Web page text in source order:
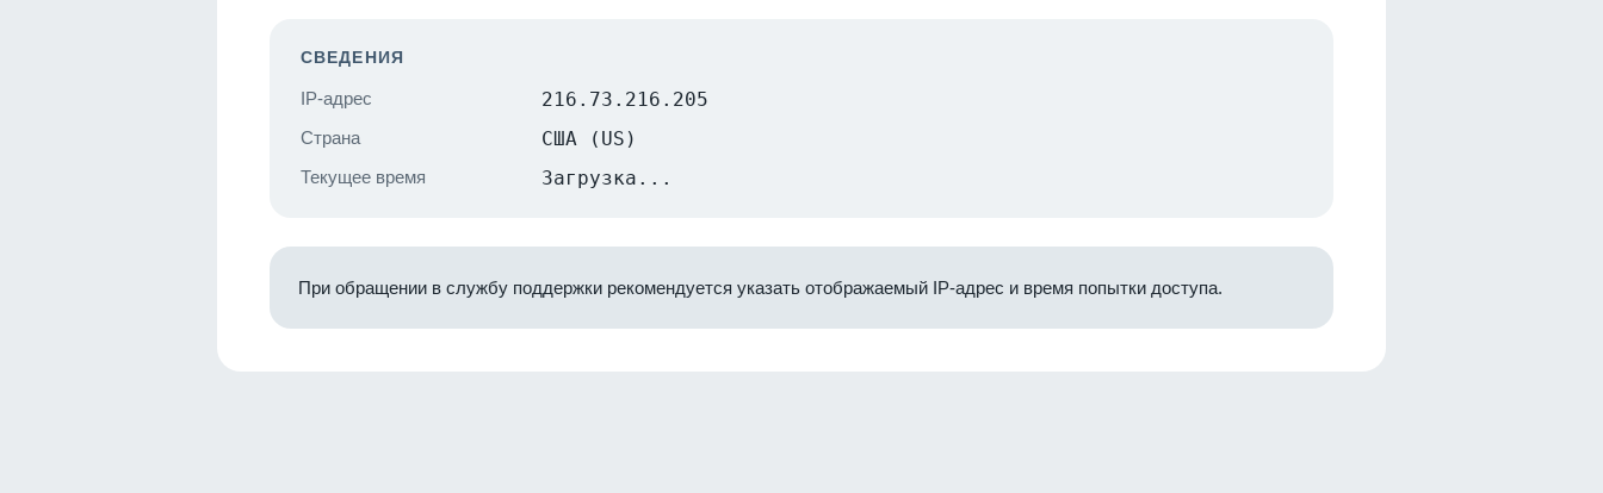
СВЕДЕНИЯ
IP-адрес 216.73.216.205
Страна США (US)
Текущее время Загрузка...
При обращении в службу поддержки рекомендуется указать отображаемый IP-адрес и время попытки доступа.